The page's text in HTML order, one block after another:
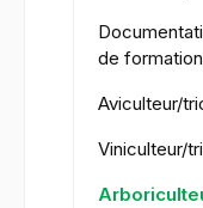
de formation
Aviculteur/
Viniculteur/